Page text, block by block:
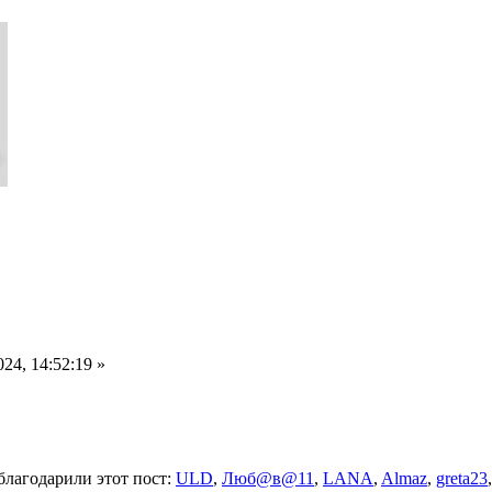
14:52:19 »
этот пост: ULD, Люб@в@11 , LANA, Almaz, greta23,